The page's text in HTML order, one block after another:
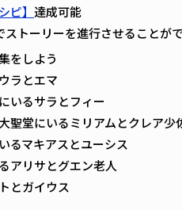
ピ】 達成可能
トーリーを進行させることがで
をしよう
ラとエマ
いるサラとフィー
聖堂にいるミリアムとクレア少
るマキアスとユーシス
アリサとグエン老人
とガイウス